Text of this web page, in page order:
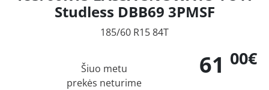
Studless DBB69 3PMSF
185/60 R15 84T
61 00€
Šiuo metu
prekės neturime